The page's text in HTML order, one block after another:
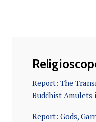
Report: The
Buddhist Amulets
Report: Gods,